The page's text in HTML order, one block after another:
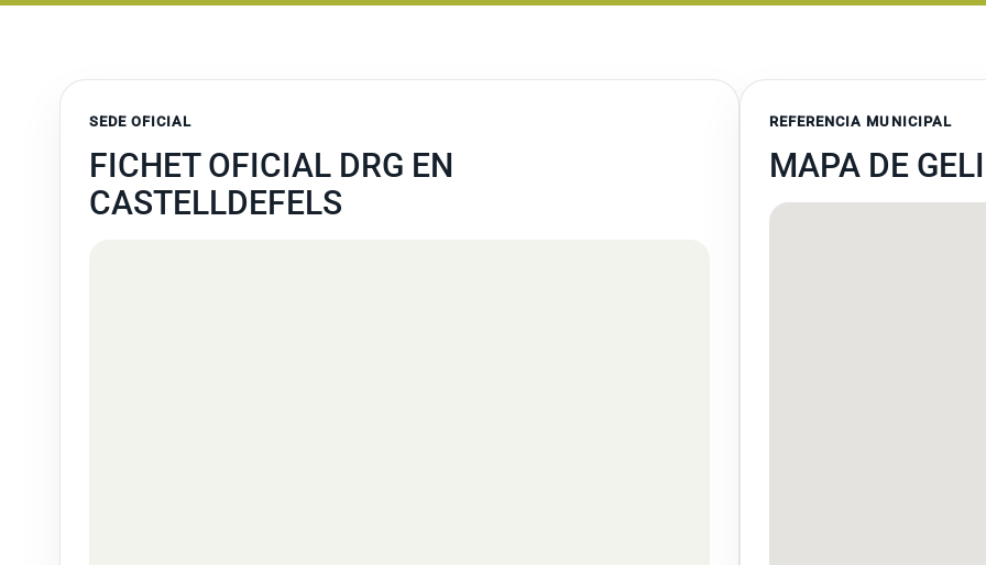
SEDE OFICIAL
FICHET OFICIAL DRG EN
CASTELLDEFELS
REFERENCIA MUNICIPAL
MAPA DE